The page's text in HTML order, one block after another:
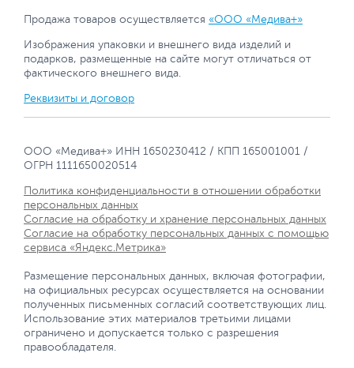
Продажа товаров осуществляется «ООО «Медива+»
Изображения упаковки и внешнего вида изделий и
подарков, размещенные на сайте могут отличаться от
фактического внешнего вида.
Реквизиты и договор
ООО «Медива+» ИНН 1650230412 / КПП 165001001 /
ОГРН 1111650020514
Политика конфиденциальности в отношении обработки
персональных данных
Согласие на обработку и хранение персональных данных
Согласие на обработку персональных данных с помощью
сервиса «Яндекс.Метрика»
Размещение персональных данных, включая фотографии,
на официальных ресурсах осуществляется на основании
полученных письменных согласий соответствующих лиц.
Использование этих материалов третьими лицами
ограничено и допускается только с разрешения
правообладателя.